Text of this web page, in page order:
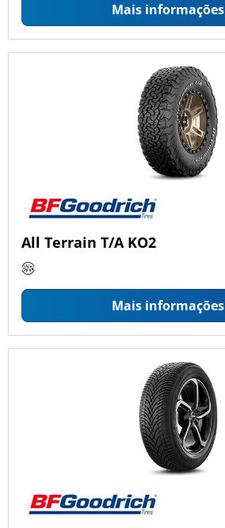
Mais informações
All Terrain T/A KO2
Mais informações